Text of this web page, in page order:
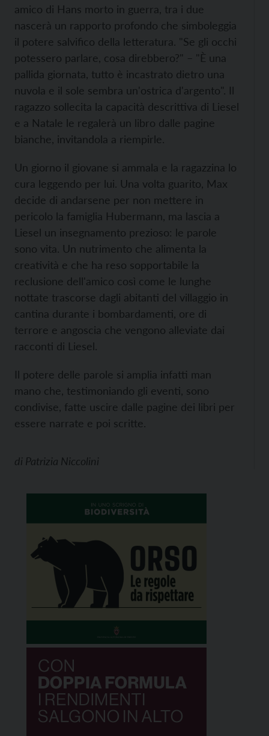
amico di Hans morto in guerra, tra i due
nascerà un rapporto profondo che simboleggia
il potere salvifico della letteratura. "Se gli occhi
potessero parlare, cosa direbbero?" – "È una
pallida giornata, tutto è incastrato dietro una
nuvola e il sole sembra un'ostrica d'argento". Il
ragazzo sollecita la capacità descrittiva di Liesel
e a Natale le regalerà un libro dalle pagine
bianche, invitandola a riempirle.
Un giorno il giovane si ammala e la ragazzina lo
cura leggendo per lui. Una volta guarito, Max
decide di andarsene per non mettere in
pericolo la famiglia Hubermann, ma lascia a
Liesel un insegnamento prezioso: le parole
sono vita. Un nutrimento che alimenta la
creatività e che ha reso sopportabile la
reclusione dell'amico così come le lunghe
nottate trascorse dagli abitanti del villaggio in
cantina durante i bombardamenti, ore di
terrore e angoscia che vengono alleviate dai
racconti di Liesel.
Il potere delle parole si amplia infatti man
mano che, testimoniando gli eventi, sono
condivise, fatte uscire dalle pagine dei libri per
essere narrate e poi scritte.
di Patrizia Niccolini